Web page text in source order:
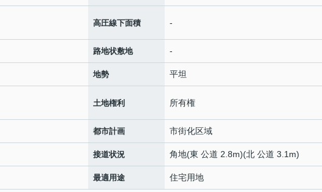
高圧線下面積 -
路地状敷地 -
地勢 平坦
土地権利 所有権
都市計画 市街化区域
接道状況 角地(東 公道 2.8m)(北 公道 3.1m)
最適用途 住宅用地